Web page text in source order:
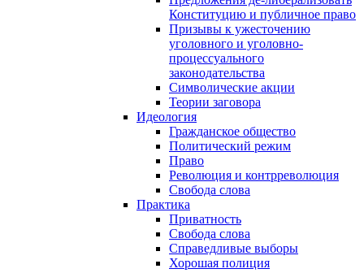
Конституцию и публичное право
Призывы к ужесточению
уголовного и уголовно-
процессуального
законодательства
Символические акции
Теории заговора
Идеология
Гражданское общество
Политический режим
Право
Революция и контрреволюция
Свобода слова
Практика
Приватность
Свобода слова
Справедливые выборы
Хорошая полиция